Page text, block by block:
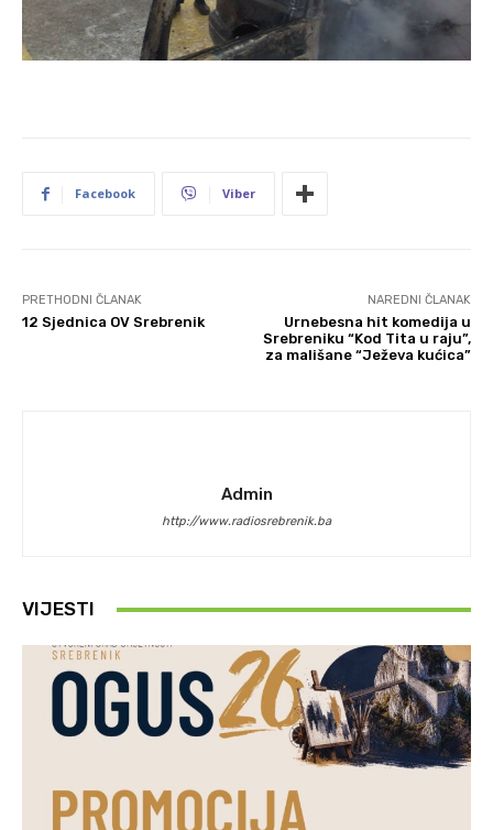
Facebook Viber
PRETHODNI ČLANAK
12 Sjednica OV Srebrenik
NAREDNI ČLANAK
Urnebesna hit komedija u
Srebreniku “Kod Tita u raju”,
za mališane “Ježeva kućica”
Admin
http://www.radiosrebrenik.ba
VIJESTI